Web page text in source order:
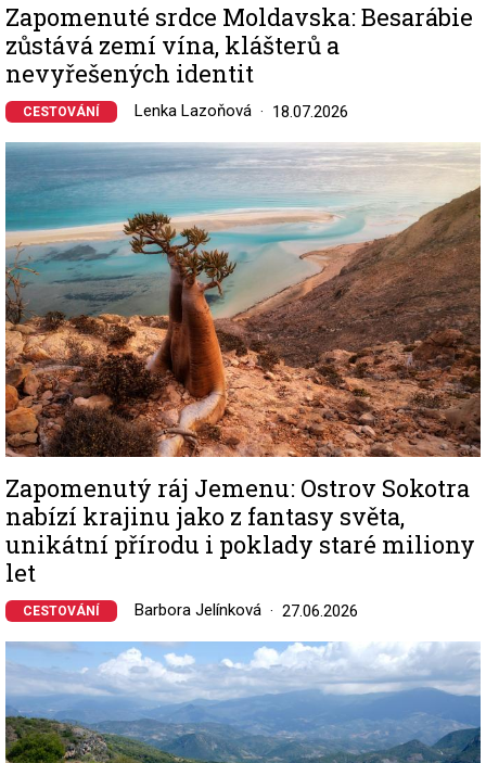
Zapomenuté srdce Moldavska: Besarábie
zůstává zemí vína, klášterů a
nevyřešených identit
CESTOVÁNÍ Lenka Lazoňová 18.07.2026
Image
Zapomenutý ráj Jemenu: Ostrov Sokotra
nabízí krajinu jako z fantasy světa,
unikátní přírodu i poklady staré miliony
let
CESTOVÁNÍ Barbora Jelínková 27.06.2026